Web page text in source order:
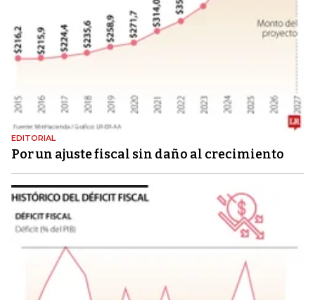
EDITORIAL
Por un ajuste fiscal sin daño al crecimiento